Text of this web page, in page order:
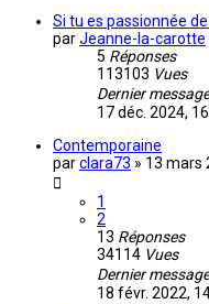
Si tu es passionnée
parJeanne-la-carotte
5 Réponses
113103 Vues
Dernier
17 déc. 2024,
Contemporaine
parclara73 » 13 mars
1
2
13 Réponses
34114 Vues
Dernier
18 févr. 2022,